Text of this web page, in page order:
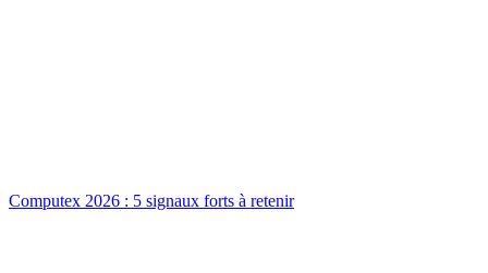
Computex 2026 : 5 signaux forts à retenir